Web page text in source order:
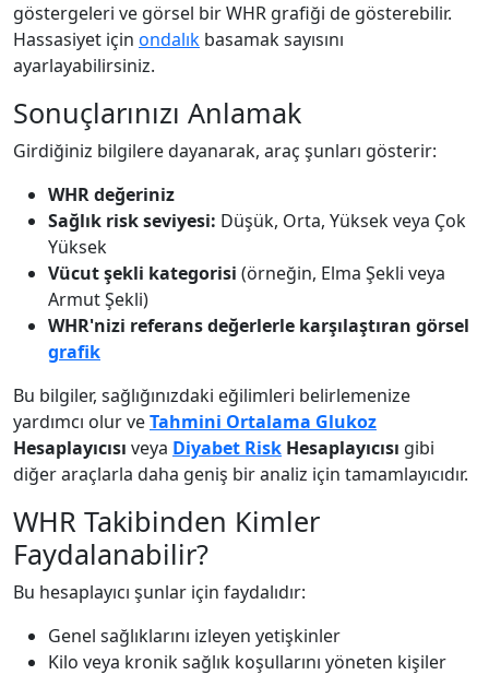
göstergeleri ve görsel bir WHR grafiği de gösterebilir.
Hassasiyet için ondalık basamak sayısını
ayarlayabilirsiniz.
Sonuçlarınızı Anlamak
Girdiğiniz bilgilere dayanarak, araç şunları gösterir:
WHR değeriniz
Sağlık risk seviyesi: Düşük, Orta, Yüksek veya Çok
Yüksek
Vücut şekli kategorisi (örneğin, Elma Şekli veya
Armut Şekli)
WHR'nizi referans değerlerle karşılaştıran görsel
grafik
Bu bilgiler, sağlığınızdaki eğilimleri belirlemenize
yardımcı olur veTahmini Ortalama Glukoz
Hesaplayıcısı veya Diyabet Risk Hesaplayıcısı gibi
diğer araçlarla daha geniş bir analiz için tamamlayıcıdır.
WHR Takibinden Kimler
Faydalanabilir?
Bu hesaplayıcı şunlar için faydalıdır:
Genel sağlıklarını izleyen yetişkinler
Kilo veya kronik sağlık koşullarını yöneten kişiler